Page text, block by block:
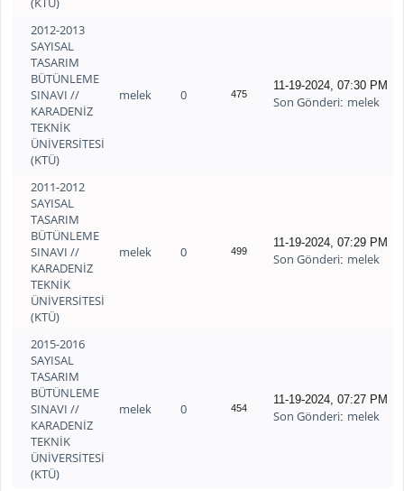
2012-2013
SAYISAL
TASARIM
BÜTÜNLEME
SINAVI //
KARADENİZ
TEKNİK
ÜNİVERSİTESİ
(KTÜ)
melek 0 475
11-19-2024, 07:30 PM
Son Gönderi: melek
2011-2012
SAYISAL
TASARIM
BÜTÜNLEME
SINAVI //
KARADENİZ
TEKNİK
ÜNİVERSİTESİ
(KTÜ)
melek 0 499
11-19-2024, 07:29 PM
Son Gönderi: melek
2015-2016
SAYISAL
TASARIM
BÜTÜNLEME
SINAVI //
KARADENİZ
TEKNİK
ÜNİVERSİTESİ
(KTÜ)
melek 0 454
11-19-2024, 07:27 PM
Son Gönderi: melek